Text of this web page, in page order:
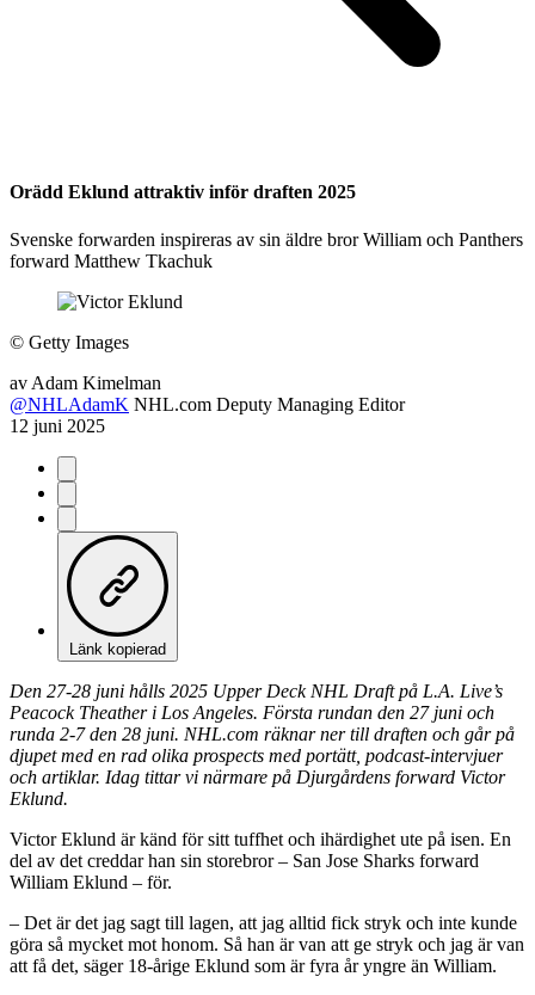
Orädd Eklund attraktiv inför draften 2025
Svenske forwarden inspireras av sin äldre bror William och Panthers
forward Matthew Tkachuk
© Getty Images
av Adam Kimelman
@NHLAdamK NHL.com Deputy Managing Editor
12 juni 2025
Länk kopierad
Den 27-28 juni hålls 2025 Upper Deck NHL Draft på L.A. Live’s
Peacock Theather i Los Angeles. Första rundan den 27 juni och
runda 2-7 den 28 juni. NHL.com räknar ner till draften och går på
djupet med en rad olika prospects med portätt, podcast-intervjuer
och artiklar. Idag tittar vi närmare på Djurgårdens forward Victor
Eklund.
Victor Eklund är känd för sitt tuffhet och ihärdighet ute på isen. En
del av det creddar han sin storebror – San Jose Sharks forward
William Eklund – för.
– Det är det jag sagt till lagen, att jag alltid fick stryk och inte kunde
göra så mycket mot honom. Så han är van att ge stryk och jag är van
att få det, säger 18-årige Eklund som är fyra år yngre än William.